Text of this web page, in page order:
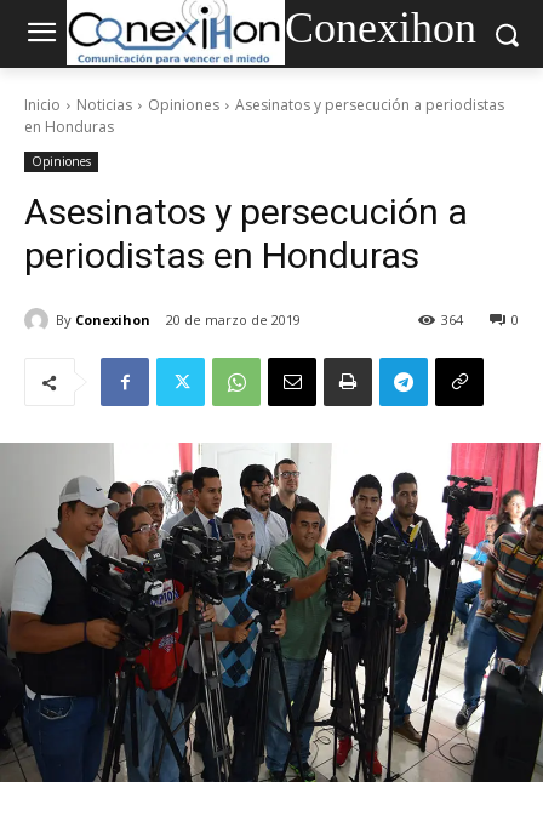
Conexihon
Inicio Noticias Opiniones
Asesinatos y persecución a periodistas
en Honduras
Opiniones
Asesinatos y persecución a
periodistas en Honduras
By Conexihon 20 de marzo de 2019 0
364